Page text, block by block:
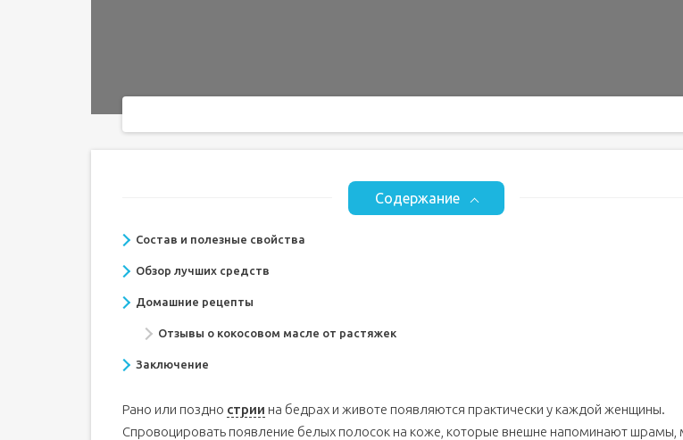
Содержание
Состав и полезные свойства
Обзор лучших средств
Домашние рецепты
Отзывы о кокосовом масле от растяжек
Заключение
Рано или поздно стрии на бедрах и животе появляются практически у каждой женщины.
Спровоцировать появление белых полосок на коже, которые внешне напоминают шрамы,